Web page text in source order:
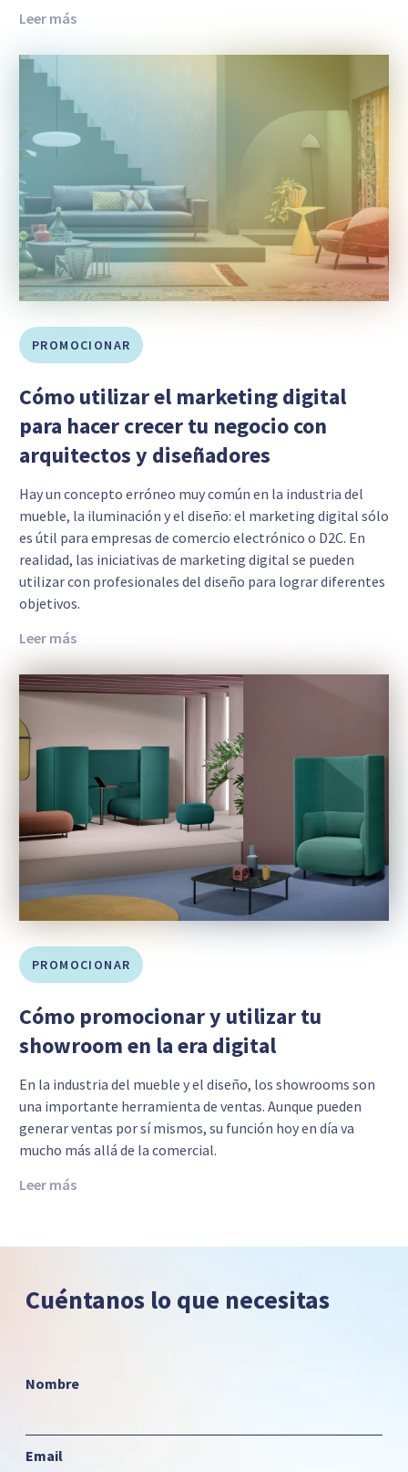
Leer más
PROMOCIONAR
Cómo utilizar el marketing digital
para hacer crecer tu negocio con
arquitectos y diseñadores
Hay un concepto erróneo muy común en la industria del
mueble, la iluminación y el diseño: el marketing digital sólo
es útil para empresas de comercio electrónico o D2C. En
realidad, las iniciativas de marketing digital se pueden
utilizar con profesionales del diseño para lograr diferentes
objetivos.
Leer más
PROMOCIONAR
Cómo promocionar y utilizar tu
showroom en la era digital
En la industria del mueble y el diseño, los showrooms son
una importante herramienta de ventas. Aunque pueden
generar ventas por sí mismos, su función hoy en día va
mucho más allá de la comercial.
Leer más
Cuéntanos lo que necesitas
Nombre
Email